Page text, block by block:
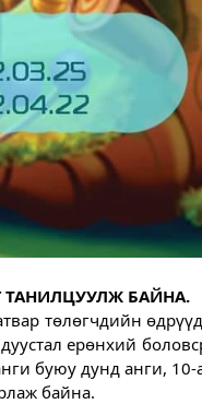
ТАНИЛЦУУЛЖ БАЙНА.
төлөгчдийн
ерөнхий
буюу дунд анги,
байна.